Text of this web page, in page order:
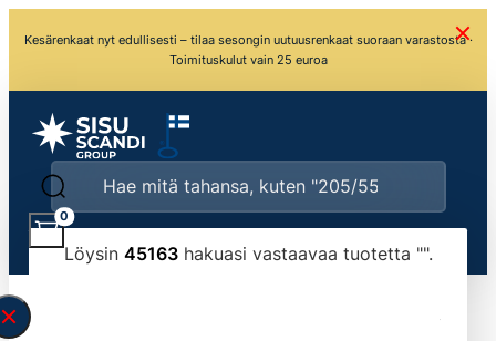
Kesärenkaat nyt edullisesti – tilaa sesongin uutuusrenkaat suoraan varastosta ·
Toimituskulut vain 25 euroa
Löysin 45163hakuasi vastaavaa tuotetta "".
typed the search query correctly.<br>Currently
0